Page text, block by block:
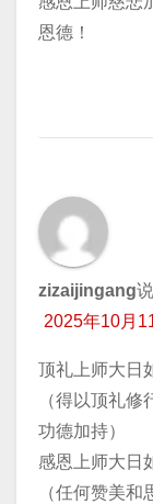
恩德！
zizaijingang
2025年10月
顶礼上师大日
（得以顶礼
功德加持）
感恩上师大日
（任何赞美